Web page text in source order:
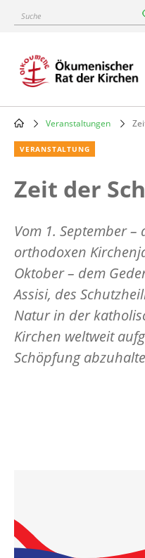
content
Suche
Main
navigation
Breadcrumb
Veranstaltungen
VERANSTALTUNG
Zeit der
Vom 1. September –
orthodoxen
Oktober – dem
Assisi, des
Natur in der
Kirchen weltweit
Schöpfung